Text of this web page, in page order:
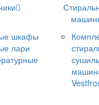
шкафы
лари